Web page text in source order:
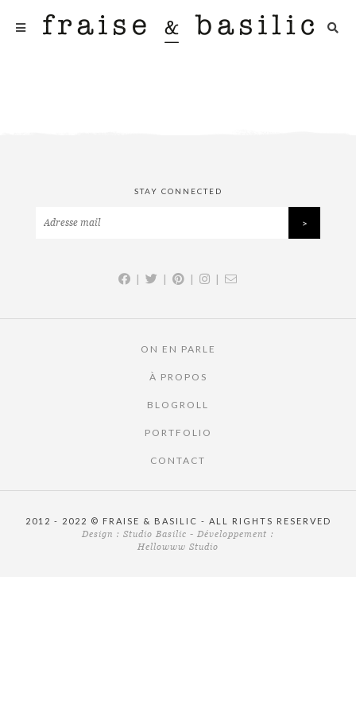
STAY CONNECTED
| | | |
ON EN PARLE
À PROPOS
BLOGROLL
PORTFOLIO
CONTACT
2012 - 2022 © FRAISE & BASILIC - ALL RIGHTS RESERVED
Design : Studio Basilic - Développement :
Hellowww Studio